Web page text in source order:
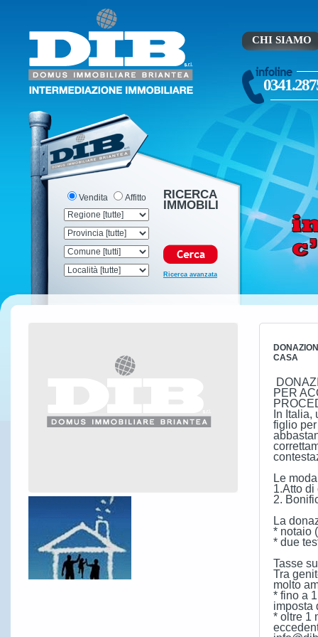
CHI SIAMO
Vendita Affitto RICERCA
IMMOBILI
Ricerca avanzata
CASA
PER
In
figlio
Le
1.Atto
2.
La
* notaio
* due
Tasse
Tra
molto
* fino a
imposta
* oltre 1